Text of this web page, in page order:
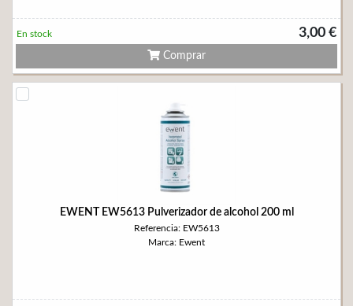
3,00 €
En stock
Comprar
EWENT EW5613 Pulverizador de alcohol 200 ml
Referencia: EW5613
Marca: Ewent